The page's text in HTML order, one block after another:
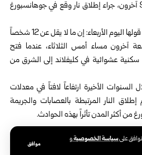
علىسياسة الخصوصيةو
موافق
قتل 12 شخصاً وأصيب 9 آخرون، جراء إطلاق نار وقع في جوهانسبورغ
ونقلت رويترز عن الشرطة قولها اليوم الأربعاء: إن ما لا يقل عن 12 شخصاً
آخرون مساء أمس الثلاثاء، عندما فتح
عشوائية في كليفلاند إلى الشرق من
السنوات الأخيرة ارتفاعاً لافتاً في معدلات
النار المرتبطة بالعصابات والجريمة
من أكثر المدن تأثراً بهذه الحوادث.